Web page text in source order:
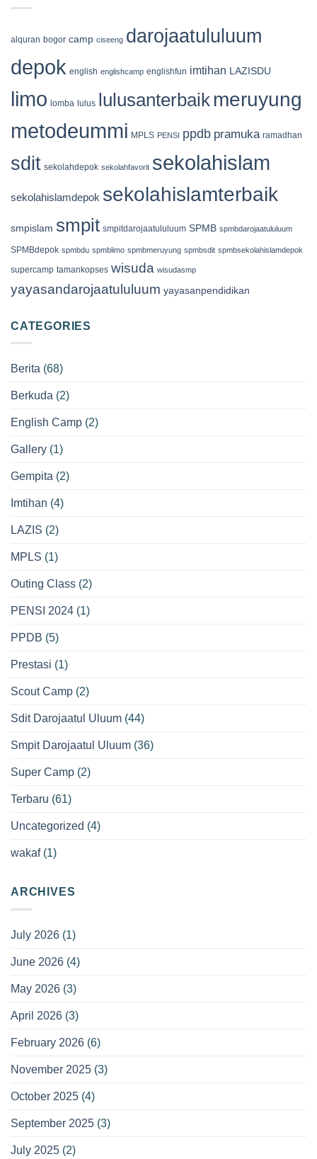
dan
535
Qurban
Tersalurkan
alquran bogor camp ciseeng darojaatululuum
depok english englishcamp englishfun imtihan LAZISDU
limo lomba lulus lulusanterbaik meruyung
metodeummi MPLS PENSI ppdb pramuka ramadhan
sdit sekolahdepok sekolahfavorit sekolahislam
sekolahislamdepok sekolahislamterbaik
smpislam smpit smpitdarojaatululuum SPMB spmbdarojaatululuum
SPMBdepok spmbdu spmblimo spmbmeruyung spmbsdit spmbsekolahislamdepok
supercamp tamankopses wisuda wisudasmp
yayasandarojaatululuum yayasanpendidikan
CATEGORIES
Berita (68)
Berkuda (2)
English Camp (2)
Gallery (1)
Gempita (2)
Imtihan (4)
LAZIS (2)
MPLS (1)
Outing Class (2)
PENSI 2024 (1)
PPDB (5)
Prestasi (1)
Scout Camp (2)
Sdit Darojaatul Uluum (44)
Smpit Darojaatul Uluum (36)
Super Camp (2)
Terbaru (61)
Uncategorized (4)
wakaf(1)
ARCHIVES
July 2026 (1)
June 2026 (4)
May 2026 (3)
April 2026 (3)
February 2026 (6)
November 2025 (3)
October 2025 (4)
September 2025 (3)
July 2025 (2)